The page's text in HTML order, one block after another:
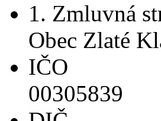
1. Zmluvná
Obec Zlaté
IČO
00305839